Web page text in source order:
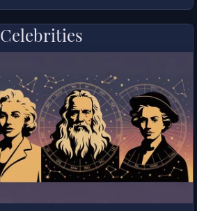
Celebrities